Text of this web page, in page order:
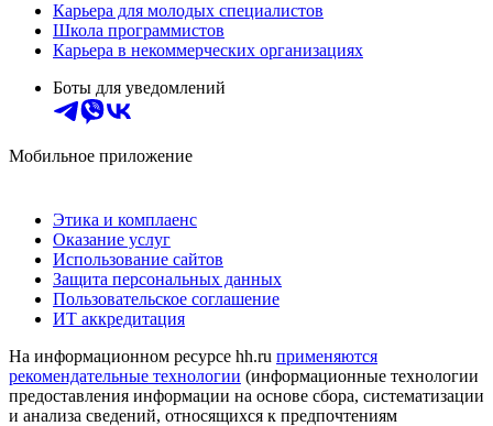
Карьера для молодых специалистов
Школа программистов
Карьера в некоммерческих организациях
Боты для уведомлений
Мобильное приложение
Этика и комплаенс
Оказание услуг
Использование сайтов
Защита персональных данных
Пользовательское соглашение
ИТ аккредитация
На информационном ресурсе hh.ru применяются
рекомендательные технологии (информационные технологии
предоставления информации на основе сбора, систематизации
и анализа сведений, относящихся к предпочтениям